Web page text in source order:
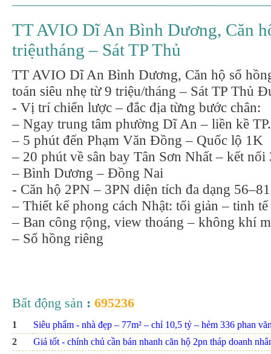
TT AVIO Dĩ An Bình Dương, Căn
triệutháng – Sát TP Thủ
TT AVIO Dĩ An Bình Dương, Căn hộ sổ
toán siêu nhẹ từ 9 triệu/tháng – Sát TP Thủ
- Vị trí chiến lược – đắc địa từng bước chân:
– Ngay trung tâm phường Dĩ An – liền kề
– 5 phút đến Phạm Văn Đồng – Quốc lộ 1K
– 20 phút về sân bay Tân Sơn Nhất – kết
– Bình Dương – Đồng Nai
- Căn hộ 2PN – 3PN diện tích đa dạng
– Thiết kế phong cách Nhật: tối giản – tinh
– Ban công rộng, view thoáng – không khí
– Sổ hồng riêng
Bất động sản : 695236
1
Siêu phẩm - nhà đẹp – 77m² – chỉ 10,5 tỷ – hẻm 336 phan
2
Giá tốt - chính chủ cần bán nhanh căn hộ 2pn tháp doanh